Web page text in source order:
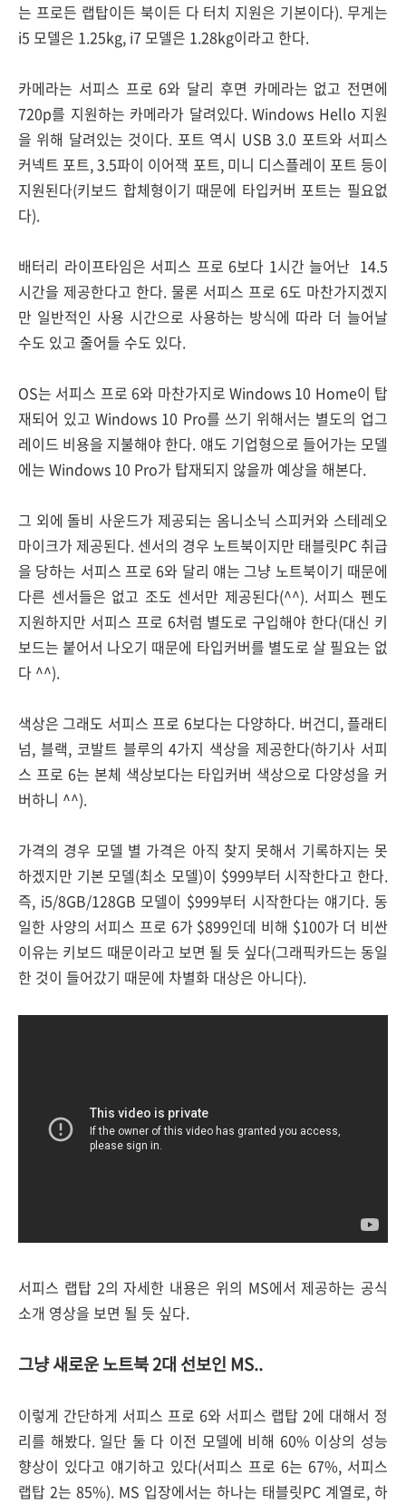
는 프로든 랩탑이든 북이든 다 터치 지원은 기본이다). 무게는
i5 모델은 1.25kg, i7 모델은 1.28kg이라고 한다.
카메라는 서피스 프로 6와 달리 후면 카메라는 없고 전면에
720p를 지원하는 카메라가 달려있다. Windows Hello 지원
을 위해 달려있는 것이다. 포트 역시 USB 3.0 포트와 서피스
커넥트 포트, 3.5파이 이어잭 포트, 미니 디스플레이 포트 등이
지원된다(키보드 합체형이기 때문에 타입커버 포트는 필요없
다).
배터리 라이프타임은 서피스 프로 6보다 1시간 늘어난 14.5
시간을 제공한다고 한다. 물론 서피스 프로 6도 마찬가지겠지
만 일반적인 사용 시간으로 사용하는 방식에 따라 더 늘어날
수도 있고 줄어들 수도 있다.
OS는 서피스 프로 6와 마찬가지로 Windows 10 Home이 탑
재되어 있고 Windows 10 Pro를 쓰기 위해서는 별도의 업그
레이드 비용을 지불해야 한다. 얘도 기업형으로 들어가는 모델
에는 Windows 10 Pro가 탑재되지 않을까 예상을 해본다.
그 외에 돌비 사운드가 제공되는 옴니소닉 스피커와 스테레오
마이크가 제공된다. 센서의 경우 노트북이지만 태블릿PC 취급
을 당하는 서피스 프로 6와 달리 얘는 그냥 노트북이기 때문에
다른 센서들은 없고 조도 센서만 제공된다(^^). 서피스 펜도
지원하지만 서피스 프로 6처럼 별도로 구입해야 한다(대신 키
보드는 붙어서 나오기 때문에 타입커버를 별도로 살 필요는 없
다 ^^).
색상은 그래도 서피스 프로 6보다는 다양하다. 버건디, 플래티
넘, 블랙, 코발트 블루의 4가지 색상을 제공한다(하기사 서피
스 프로 6는 본체 색상보다는 타입커버 색상으로 다양성을 커
버하니 ^^).
가격의 경우 모델 별 가격은 아직 찾지 못해서 기록하지는 못
하겠지만 기본 모델(최소 모델)이 $999부터 시작한다고 한다.
즉, i5/8GB/128GB 모델이 $999부터 시작한다는 얘기다. 동
일한 사양의 서피스 프로 6가 $899인데 비해 $100가 더 비싼
이유는 키보드 때문이라고 보면 될 듯 싶다(그래픽카드는 동일
한 것이 들어갔기 때문에 차별화 대상은 아니다).
서피스 랩탑 2의 자세한 내용은 위의 MS에서 제공하는 공식
소개 영상을 보면 될 듯 싶다.
그냥 새로운 노트북 2대 선보인 MS..
이렇게 간단하게 서피스 프로 6와 서피스 랩탑 2에 대해서 정
리를 해봤다. 일단 둘 다 이전 모델에 비해 60% 이상의 성능
향상이 있다고 얘기하고 있다(서피스 프로 6는 67%, 서피스
랩탑 2는 85%). MS 입장에서는 하나는 태블릿PC 계열로, 하